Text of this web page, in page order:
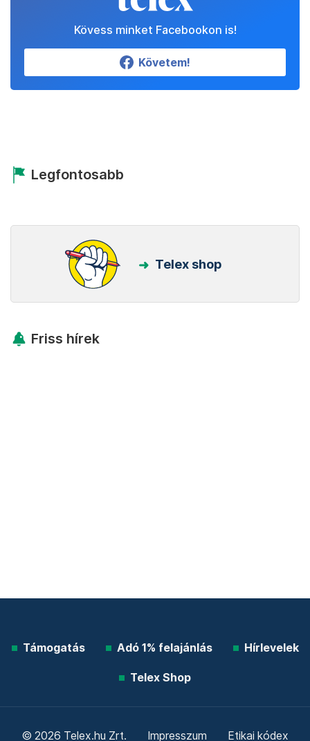
Kövess minket Facebookon is!
Követem!
Legfontosabb
Telex shop
Friss hírek
Támogatás Adó 1% felajánlás Hírlevelek
Telex Shop
© 2026 Telex.hu Zrt. Impresszum Etikai kódex